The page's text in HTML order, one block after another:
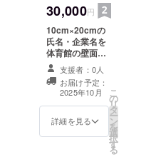
30,000円
10cm×20cmの
氏名・企業名を
体育館の壁面に
掲載 【掲載期
間】令和７年８
月１日から５年
間 【注意事項】
支援時、必ず備
考欄に掲載を希
支援者：0人
お届け予定：
2025年10月
詳細を見る
こ
の
リ
タ
ー
ン
を
選
択
す
る